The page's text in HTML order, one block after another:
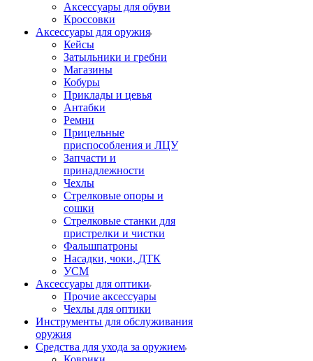
Аксессуары для обуви
Кроссовки
Аксессуары для оружия
Кейсы
Затыльники и гребни
Магазины
Кобуры
Приклады и цевья
Антабки
Ремни
Прицельные
приспособления и ЛЦУ
Запчасти и
принадлежности
Чехлы
Стрелковые опоры и
сошки
Стрелковые станки для
пристрелки и чистки
Фальшпатроны
Насадки, чоки, ДТК
УСМ
Аксессуары для оптики
Прочие аксессуары
Чехлы для оптики
Инструменты для обслуживания
оружия
Средства для ухода за оружием